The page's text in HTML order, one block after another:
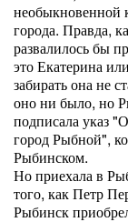
необыкновенной
города. Правда,
развалилось бы
это Екатерина
забирать она не
оно ни было, но
подписала указ
город Рыбной",
Рыбинском.
Но приехала в
того, как Петр
Рыбинск